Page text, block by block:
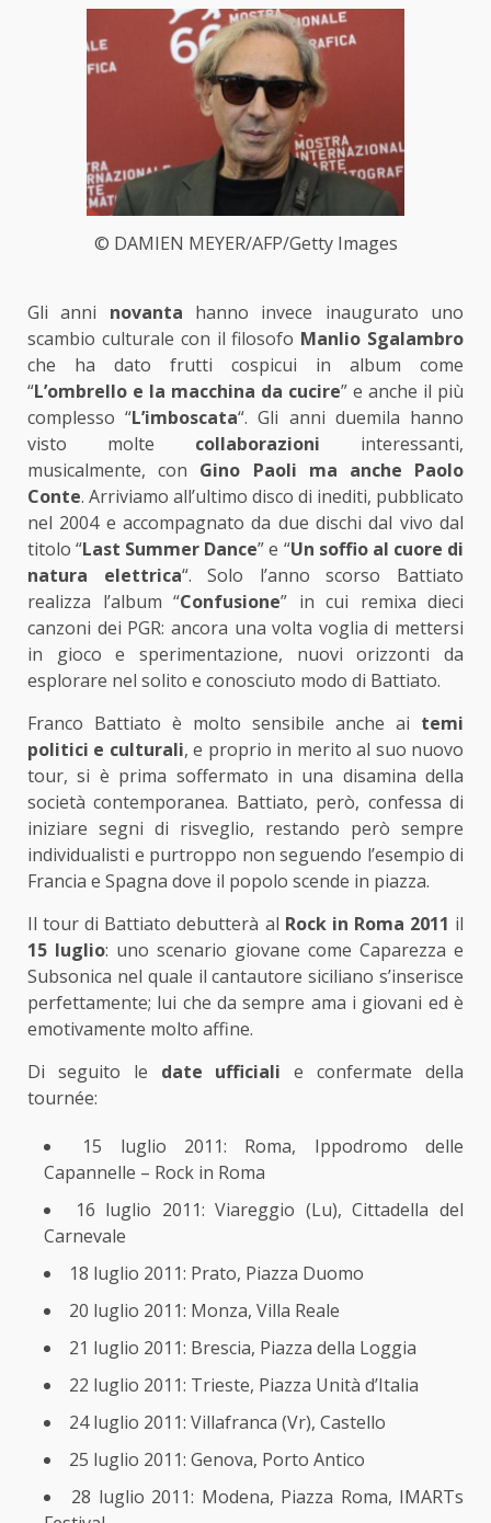
© DAMIEN MEYER/AFP/Getty Images
Gli anni novanta hanno invece inaugurato uno
scambio culturale con il filosofo Manlio Sgalambro
che ha dato frutti cospicui in album come
“L’ombrello e la macchina da cucire” e anche il più
complesso “L’imboscata“. Gli anni duemila hanno
visto molte collaborazioni interessanti,
musicalmente, con Gino Paoli ma anche Paolo
Conte. Arriviamo all’ultimo disco di inediti, pubblicato
nel 2004 e accompagnato da due dischi dal vivo dal
titolo “Last Summer Dance” e “Un soffio al cuore di
natura elettrica“. Solo l’anno scorso Battiato
realizza l’album “Confusione” in cui remixa dieci
canzoni dei PGR: ancora una volta voglia di mettersi
in gioco e sperimentazione, nuovi orizzonti da
esplorare nel solito e conosciuto modo di Battiato.
Franco Battiato è molto sensibile anche ai temi
politici e culturali, e proprio in merito al suo nuovo
tour, si è prima soffermato in una disamina della
società contemporanea. Battiato, però, confessa di
iniziare segni di risveglio, restando però sempre
individualisti e purtroppo non seguendo l’esempio di
Francia e Spagna dove il popolo scende in piazza.
Il tour di Battiato debutterà al Rock in Roma 2011 il
15 luglio: uno scenario giovane come Caparezza e
Subsonica nel quale il cantautore siciliano s’inserisce
perfettamente; lui che da sempre ama i giovani ed è
emotivamente molto affine.
Di seguito le date ufficiali e confermate della
tournée:
15 luglio 2011: Roma, Ippodromo delle
Capannelle – Rock in Roma
16 luglio 2011: Viareggio (Lu), Cittadella del
Carnevale
18 luglio 2011: Prato, Piazza Duomo
20 luglio 2011: Monza, Villa Reale
21 luglio 2011: Brescia, Piazza della Loggia
22 luglio 2011: Trieste, Piazza Unità d’Italia
24 luglio 2011: Villafranca (Vr), Castello
25 luglio 2011: Genova, Porto Antico
28 luglio 2011: Modena, Piazza Roma, IMARTs